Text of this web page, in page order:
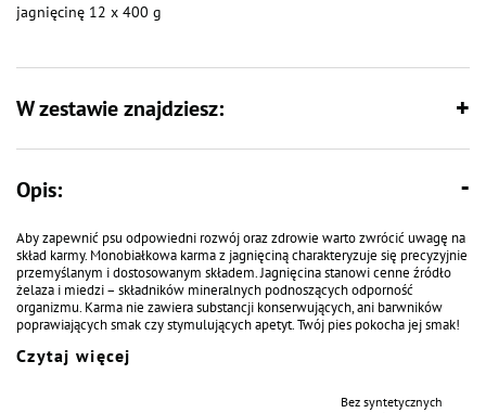
jagnięcinę 12 x 400 g
W zestawie znajdziesz:
Opis:
Aby zapewnić psu odpowiedni rozwój oraz zdrowie warto zwrócić uwagę na
skład karmy. Monobiałkowa karma z jagnięciną charakteryzuje się precyzyjnie
przemyślanym i dostosowanym składem. Jagnięcina stanowi cenne źródło
żelaza i miedzi – składników mineralnych podnoszących odporność
organizmu. Karma nie zawiera substancji konserwujących, ani barwników
poprawiających smak czy stymulujących apetyt. Twój pies pokocha jej smak!
Czytaj więcej
Bez syntetycznych